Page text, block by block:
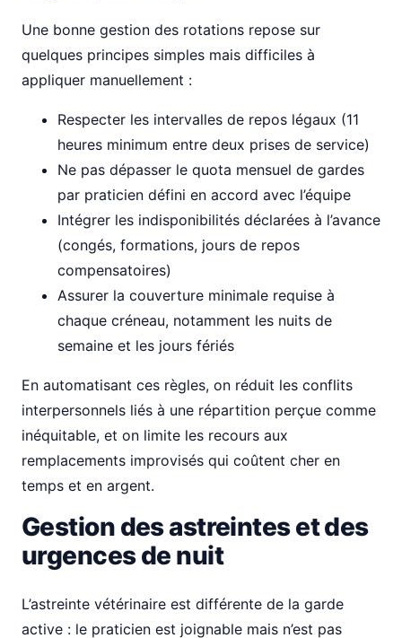
Une bonne gestion des rotations repose sur
quelques principes simples mais difficiles à
appliquer manuellement :
Respecter les intervalles de repos légaux (11
heures minimum entre deux prises de service)
Ne pas dépasser le quota mensuel de gardes
par praticien défini en accord avec l’équipe
Intégrer les indisponibilités déclarées à l’avance
(congés, formations, jours de repos
compensatoires)
Assurer la couverture minimale requise à
chaque créneau, notamment les nuits de
semaine et les jours fériés
En automatisant ces règles, on réduit les conflits
interpersonnels liés à une répartition perçue comme
inéquitable, et on limite les recours aux
remplacements improvisés qui coûtent cher en
temps et en argent.
Gestion des astreintes et des
urgences de nuit
L’astreinte vétérinaire est différente de la garde
active : le praticien est joignable mais n’est pas